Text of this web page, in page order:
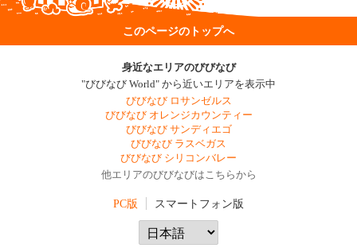
このページのトップへ
身近なエリアのびびなび
"びびなび World" から近いエリアを表示中
びびなび ロサンゼルス
びびなび オレンジカウンティー
びびなび サンディエゴ
びびなび ラスベガス
びびなび シリコンバレー
他エリアのびびなびはこちらから
PC版 スマートフォン版